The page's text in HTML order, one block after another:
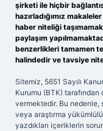
şirketi ile hiçbir
hazırladığımız
haber niteliği
paylaşım
benzerlikleri tamamen
halindedir ve tavsiye
Sitemiz, 5651 Sayılı
Kurumu (BTK) tarafından
vermektedir. Bu
veya araştırma
yazdıkları içeriklerin